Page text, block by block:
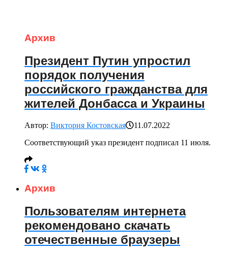
Архив
Президент Путин упростил
порядок получения
российского гражданства для
жителей Донбасса и Украины
Автор: Виктория Костовская
11.07.2022
Соответствующий указ президент подписал 11 июля.
Архив
Пользователям интернета
рекомендовано скачать
отечественные браузеры